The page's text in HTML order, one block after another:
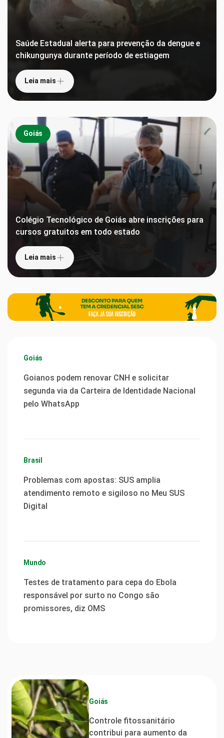
TV e Cinema
Saúde Estadual alerta para prevenção da dengue e
chikungunya durante período de estiagem
Leia mais
Goiás
Colégio Tecnológico de Goiás abre inscrições para
cursos gratuitos em todo estado
Leia mais
Goiás
Goianos podem renovar CNH e solicitar
segunda via da Carteira de Identidade Nacional
pelo WhatsApp
Brasil
Problemas com apostas: SUS amplia
atendimento remoto e sigiloso no Meu SUS
Digital
Mundo
Testes de tratamento para cepa do Ebola
responsável por surto no Congo são
promissores, diz OMS
Goiás
Controle fitossanitário
contribui para aumento da